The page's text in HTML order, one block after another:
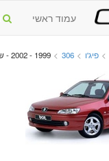
עמוד ראשי
> פיג'ו >
306
> 1999 - 2002 - שאלות ותשובות